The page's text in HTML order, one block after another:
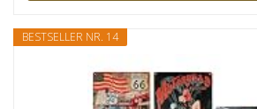
BESTSELLER NR. 14